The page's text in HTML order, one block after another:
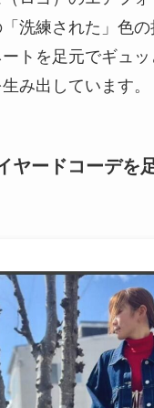
洗練された」色
トを足元でギュッ
み出しています。
ヤードコーデを